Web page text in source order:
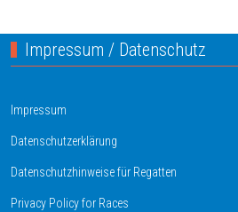
Impressum / Datenschutz
Impressum
Datenschutzerklärung
Datenschutzhinweise für Regatten
Privacy Policy for Races